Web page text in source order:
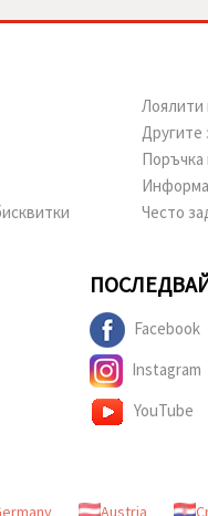
Лоялити
Другите
Поръчка
Често
Facebook
Instagram
YouTube
Austria